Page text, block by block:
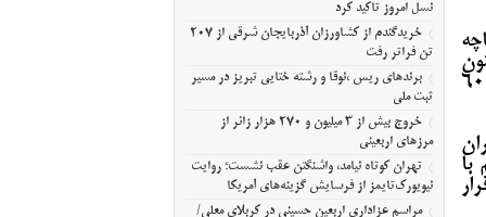
اکنون
تونل را انجام‌ می‌دهند و قطعاً با ورود ۶۰۰
با
نسل امروز تاکید کرد
خریدگندم از کشاورزان آذربایجان شرقی از 207
تن فراتر رفت
برندهای ریس ،‌نوقا و رشته ختایی تبریز در مسیر
ثبت ملی
خروج بیش از ۳ میلیون و ۲۷۰ هزار زائر از
مرزهای اربعینی
تهران کوتاه نیامد، واشنگتن عقب نشست؛ روایت
نیویورک‌تایمز از فرسایش گزینه‌های آمریکا
مراسم عزاداری اربعین حسینی در کربلای معلی/